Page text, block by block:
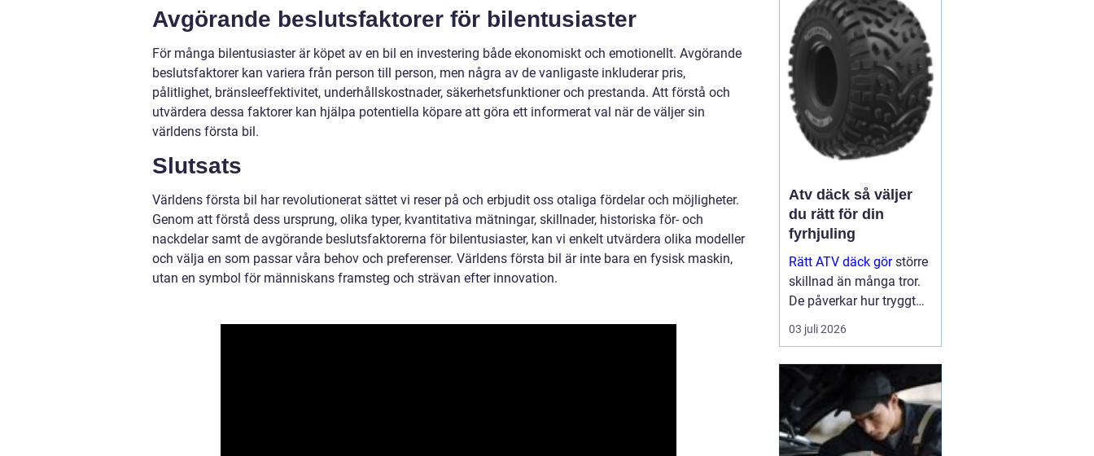
Avgörande beslutsfaktorer för bilentusiaster
För många bilentusiaster är köpet av en bil en investering både ekonomiskt och emotionellt. Avgörande
beslutsfaktorer kan variera från person till person, men några av de vanligaste inkluderar pris,
pålitlighet, bränsleeffektivitet, underhållskostnader, säkerhetsfunktioner och prestanda. Att förstå och
utvärdera dessa faktorer kan hjälpa potentiella köpare att göra ett informerat val när de väljer sin
världens första bil.
Slutsats
Världens första bil har revolutionerat sättet vi reser på och erbjudit oss otaliga fördelar och möjligheter.
Genom att förstå dess ursprung, olika typer, kvantitativa mätningar, skillnader, historiska för- och
nackdelar samt de avgörande beslutsfaktorerna för bilentusiaster, kan vi enkelt utvärdera olika modeller
och välja en som passar våra behov och preferenser. Världens första bil är inte bara en fysisk maskin,
utan en symbol för människans framsteg och strävan efter innovation.
hand. Men hur vet du om
en Polestar passar dig,
och vilken modell som är
rätt val?...
Atv däck så väljer
du rätt för din
fyrhjuling
Rätt ATV däck görstörre
skillnad än många tror.
De påverkar hur tryggt
fyrhjulingen beter sig på
väg, hur effektivt den tar
och hur marken under
hjulen mår efteråt. Med
ge...
03 juli 2026